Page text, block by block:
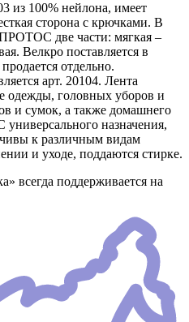
из 100% нейлона, имеет
сторона с крючками. В
две части: мягкая –
Велкро поставляется в
отдельно.
арт. 20104. Лента
одежды, головных уборов и
и сумок, а также домашнего
назначения,
к различным видам
и уходе, поддаются стирке.
всегда поддерживается на